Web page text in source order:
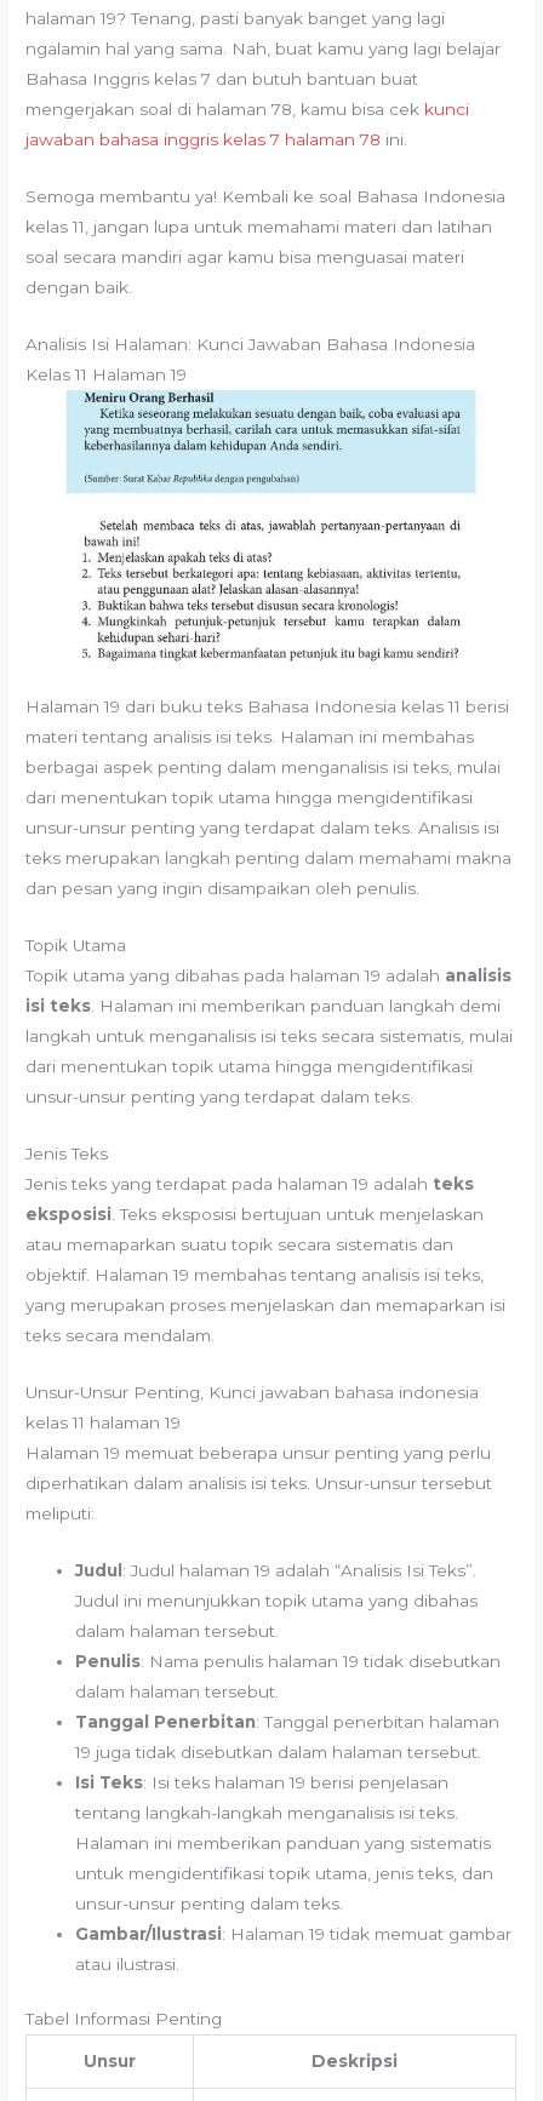
halaman 19? Tenang, pasti banyak banget yang lagi
ngalamin hal yang sama. Nah, buat kamu yang lagi belajar
Bahasa Inggris kelas 7 dan butuh bantuan buat
mengerjakan soal di halaman 78, kamu bisa cek kunci
jawaban bahasa inggris kelas 7 halaman 78 ini.
Semoga membantu ya! Kembali ke soal Bahasa Indonesia
kelas 11, jangan lupa untuk memahami materi dan latihan
soal secara mandiri agar kamu bisa menguasai materi
dengan baik.
Analisis Isi Halaman: Kunci Jawaban Bahasa Indonesia
Kelas 11 Halaman 19
Halaman 19 dari buku teks Bahasa Indonesia kelas 11 berisi
materi tentang analisis isi teks. Halaman ini membahas
berbagai aspek penting dalam menganalisis isi teks, mulai
dari menentukan topik utama hingga mengidentifikasi
unsur-unsur penting yang terdapat dalam teks. Analisis isi
teks merupakan langkah penting dalam memahami makna
dan pesan yang ingin disampaikan oleh penulis.
Topik Utama
Topik utama yang dibahas pada halaman 19 adalah analisis
isi teks. Halaman ini memberikan panduan langkah demi
langkah untuk menganalisis isi teks secara sistematis, mulai
dari menentukan topik utama hingga mengidentifikasi
unsur-unsur penting yang terdapat dalam teks.
Jenis Teks
Jenis teks yang terdapat pada halaman 19 adalah teks
eksposisi . Teks eksposisi bertujuan untuk menjelaskan
atau memaparkan suatu topik secara sistematis dan
objektif. Halaman 19 membahas tentang analisis isi teks,
yang merupakan proses menjelaskan dan memaparkan isi
teks secara mendalam.
Unsur-Unsur Penting, Kunci jawaban bahasa indonesia
kelas 11 halaman 19
Halaman 19 memuat beberapa unsur penting yang perlu
diperhatikan dalam analisis isi teks. Unsur-unsur tersebut
meliputi:
Judul : Judul halaman 19 adalah “Analisis Isi Teks”.
Judul ini menunjukkan topik utama yang dibahas
dalam halaman tersebut.
Penulis: Nama penulis halaman 19 tidak disebutkan
dalam halaman tersebut.
Tanggal Penerbitan: Tanggal penerbitan halaman
19 juga tidak disebutkan dalam halaman tersebut.
Isi Teks: Isi teks halaman 19 berisi penjelasan
tentang langkah-langkah menganalisis isi teks.
Halaman ini memberikan panduan yang sistematis
untuk mengidentifikasi topik utama, jenis teks, dan
unsur-unsur penting dalam teks.
Gambar/Ilustrasi: Halaman 19 tidak memuat gambar
atau ilustrasi.
Tabel Informasi Penting
Unsur Deskripsi